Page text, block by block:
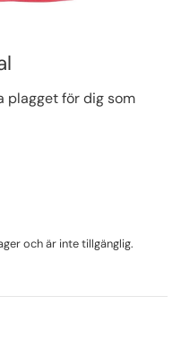
plagget för dig som
och är inte tillgänglig.